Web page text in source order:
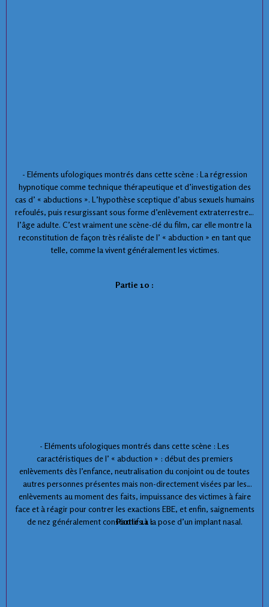
- Eléments ufologiques montrés dans cette scène : La régression
hypnotique comme technique thérapeutique et d’investigation des
cas d’ « abductions ». L’hypothèse sceptique d’abus sexuels humains
refoulés, puis resurgissant sous forme d’enlèvement extraterrestre à
l’âge adulte. C’est vraiment une scène-clé du film, car elle montre la
reconstitution de façon très réaliste de l’ « abduction » en tant que
telle, comme la vivent généralement les victimes.
Partie 10 :
- Eléments ufologiques montrés dans cette scène : Les
caractéristiques de l’ « abduction » : début des premiers
enlèvements dès l’enfance, neutralisation du conjoint ou de toutes
autres personnes présentes mais non-directement visées par les
enlèvements au moment des faits, impuissance des victimes à faire
face et à réagir pour contrer les exactions EBE, et enfin, saignements
de nez généralement consécutifs à la pose d’un implant nasal.
Partie 11 :